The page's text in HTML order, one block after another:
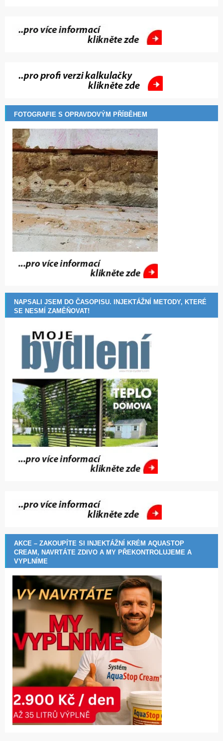
FOTOGRAFIE S OPRAVDOVÝM PŘÍBĚHEM
NAPSALI JSEM DO ČASOPISU. INJEKTÁŽNÍ METODY, KTERÉ
SE NESMÍ ZAMĚŇOVAT!
AKCE – ZAKOUPÍTE SI INJEKTÁŽNÍ KRÉM AQUASTOP
CREAM, NAVRTÁTE ZDIVO A MY PŘEKONTROLUJEME A
VYPLNÍME